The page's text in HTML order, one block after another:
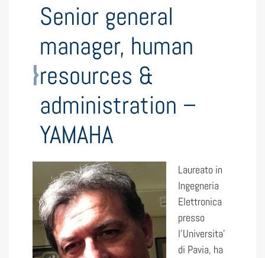
Senior general
manager, human
resources &
administration –
YAMAHA
Laureato in
Ingegneria
Elettronica
presso
l’Universita’
di Pavia, ha